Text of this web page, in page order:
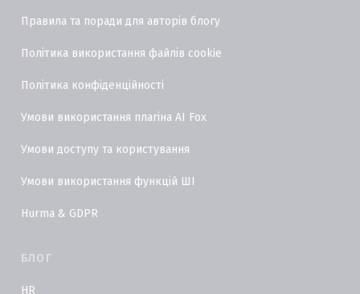
Правила та поради для авторів блогу
Політика використання файлів cookie
Політика конфіденційності
Умови використання плагіна AI Fox
Умови доступу та користування
Умови використання функцій ШІ
Hurma & GDPR
БЛОГ
HR